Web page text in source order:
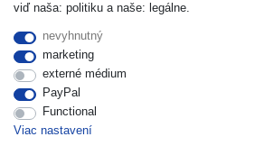
viď naša: politiku a naše: legálne.
nevyhnutný
marketing
externé médium
PayPal
Functional
Viac nastavení